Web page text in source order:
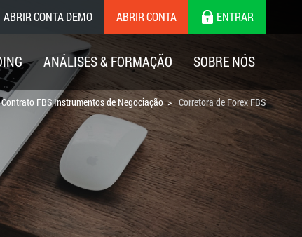
ABRIR CONTA DEMO ABRIR CONTA ENTRAR
ANÁLISES & FORMAÇÃO SOBRE NÓS
FBS|Instrumentos de Negociação Corretora de Forex FBS